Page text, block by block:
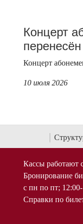
Концерт
перенесён
Концерт
10 июля 2026
Кассы работают
Бронирование
с пн по пт;
Справки по